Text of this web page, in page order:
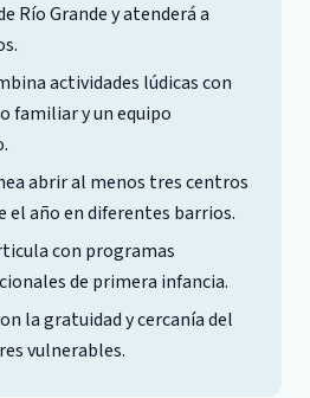
Río Grande y atenderá a
actividades lúdicas con
familiar y un equipo
abrir al menos tres centros
el año en diferentes barrios.
con programas
de primera infancia.
la gratuidad y cercanía del
vulnerables.